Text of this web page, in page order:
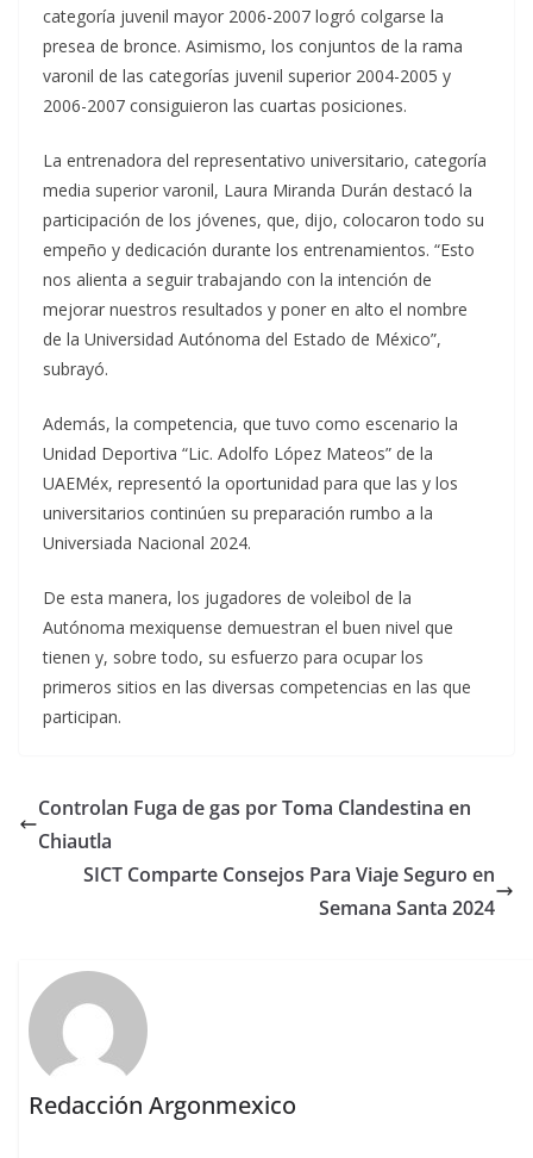
categoría juvenil mayor 2006-2007 logró colgarse la
presea de bronce. Asimismo, los conjuntos de la rama
varonil de las categorías juvenil superior 2004-2005 y
2006-2007 consiguieron las cuartas posiciones.
La entrenadora del representativo universitario, categoría
media superior varonil, Laura Miranda Durán destacó la
participación de los jóvenes, que, dijo, colocaron todo su
empeño y dedicación durante los entrenamientos. “Esto
nos alienta a seguir trabajando con la intención de
mejorar nuestros resultados y poner en alto el nombre
de la Universidad Autónoma del Estado de México”,
subrayó.
Además, la competencia, que tuvo como escenario la
Unidad Deportiva “Lic. Adolfo López Mateos” de la
UAEMéx, representó la oportunidad para que las y los
universitarios continúen su preparación rumbo a la
Universiada Nacional 2024.
De esta manera, los jugadores de voleibol de la
Autónoma mexiquense demuestran el buen nivel que
tienen y, sobre todo, su esfuerzo para ocupar los
primeros sitios en las diversas competencias en las que
participan.
Controlan Fuga de gas por Toma Clandestina en
Chiautla
SICT Comparte Consejos Para Viaje Seguro en
Semana Santa 2024
Redacción Argonmexico